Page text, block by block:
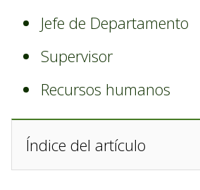
Jefe de Departamento
Supervisor
Recursos humanos
Índice del artículo